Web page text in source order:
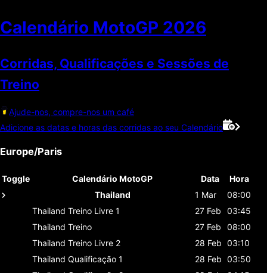
Calendário MotoGP 2026
Corridas, Qualificações e Sessões de
Treino
Ajude-nos, compre-nos um café
Adicione as datas e horas das corridas ao seu Calendário
Europe/Paris
Toggle Calendário MotoGP Data
Hora
Thailand
1 Mar
08:00
Thailand Treino Livre 1 27 Feb
03:45
Thailand Treino 27 Feb
08:00
Thailand Treino Livre 2 28 Feb 03:10
Thailand Qualificação 1 28 Feb 03:50